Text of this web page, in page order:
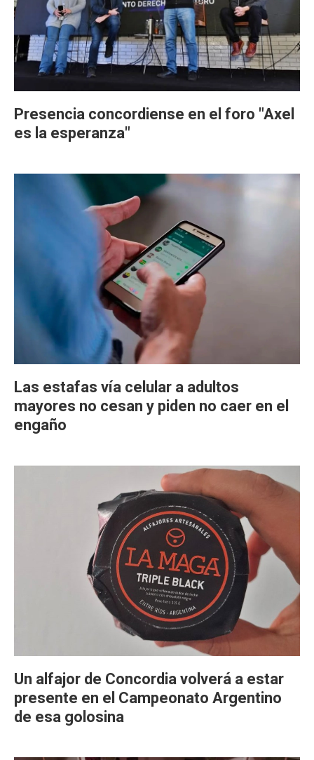
Presencia concordiense en el foro "Axel
es la esperanza"
Las estafas vía celular a adultos
mayores no cesan y piden no caer en el
engaño
Un alfajor de Concordia volverá a estar
presente en el Campeonato Argentino
de esa golosina